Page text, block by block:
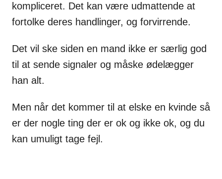
kompliceret. Det kan være udmattende at
fortolke deres handlinger, og forvirrende.
Det vil ske siden en mand ikke er særlig god
til at sende signaler og måske ødelægger
han alt.
Men når det kommer til at elske en kvinde så
er der nogle ting der er ok og ikke ok, og du
kan umuligt tage fejl.